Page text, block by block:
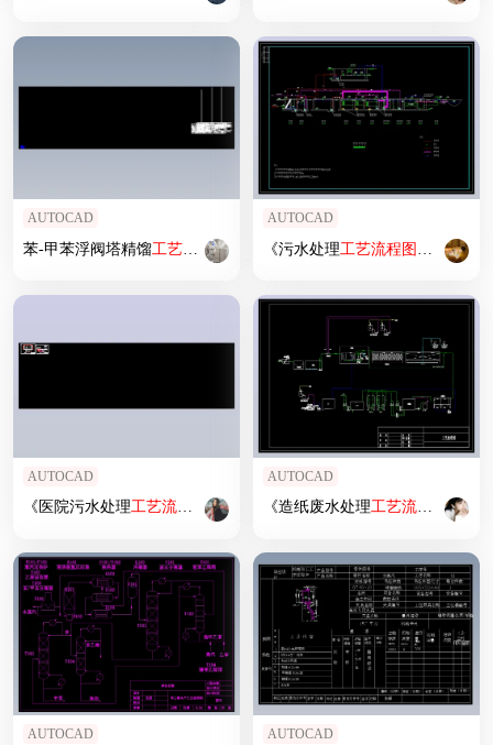
AUTOCAD
苯-甲苯浮阀塔精馏工艺流程图
AUTOCAD
《污水处理工艺流程图 》.dwg
AUTOCAD
《医院污水处理工艺流程图 》
AUTOCAD
《造纸废水处理工艺流程图 》
AUTOCAD AUTOCAD